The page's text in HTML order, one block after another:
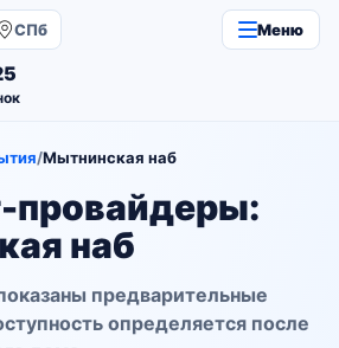
СПб Меню
/Мытнинская наб
провайдеры:
наб
предварительные
определяется после